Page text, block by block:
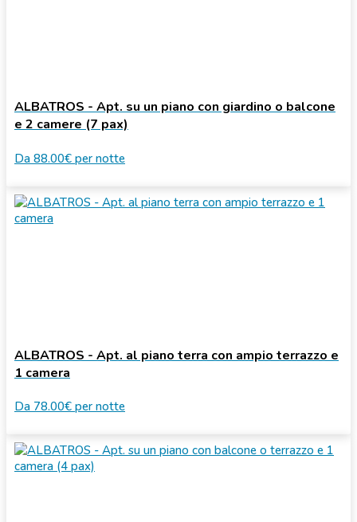
ALBATROS - Apt. su un piano con giardino o balcone
e 2 camere (7 pax)
Da 88.00€ per notte
ALBATROS - Apt. al piano terra con ampio terrazzo e
1 camera
Da 78.00€ per notte